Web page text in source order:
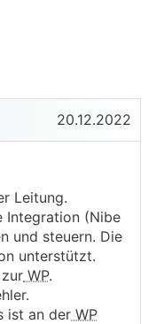
20.12.2022
Leitung.
Integration (Nibe
und steuern. Die
unterstützt.
WP.
ist an der WP